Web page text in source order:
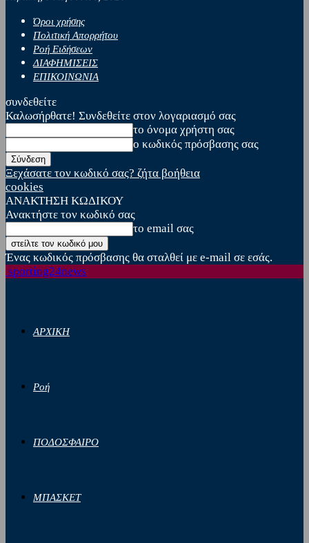
Όροι χρήσης
Πολιτική Απορρήτου
Ροή Ειδήσεων
ΔΙΑΦΗΜΙΣΕΙΣ
ΕΠΙΚΟΙΝΩΝΙΑ
συνδεθείτε
Καλωσήρθατε! Συνδεθείτε στον λογαριασμό σας
το όνομα χρήστη σας
ο κωδικός πρόσβασης σας
Ξεχάσατε τον κωδικό σας? ζήτα βοήθεια
cookies
ΑΝΑΚΤΗΣΗ ΚΩΔΙΚΟΥ
Ανακτήστε τον κωδικό σας
το email σας
Ένας κωδικός πρόσβασης θα σταλθεί με e-mail σε εσάς.
sporting24news
ΑΡΧΙΚΗ
Ροή
ΠΟΔΟΣΦΑΙΡΟ
ΜΠΑΣΚΕΤ